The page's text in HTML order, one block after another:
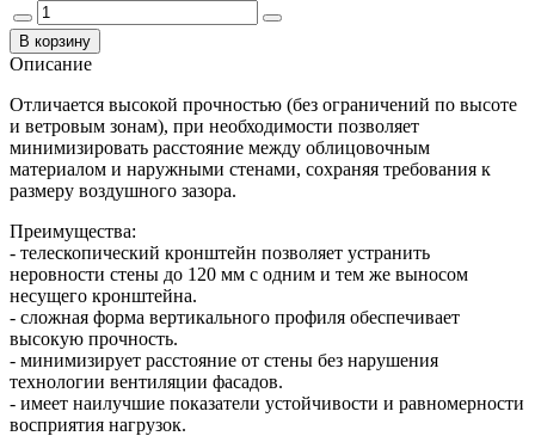
Описание
Отличается высокой прочностью (без ограничений по высоте
и ветровым зонам), при необходимости позволяет
минимизировать расстояние между облицовочным
материалом и наружными стенами, сохраняя требования к
размеру воздушного зазора.
Преимущества:
- телескопический кронштейн позволяет устранить
неровности стены до 120 мм с одним и тем же выносом
несущего кронштейна.
- сложная форма вертикального профиля обеспечивает
высокую прочность.
- минимизирует расстояние от стены без нарушения
технологии вентиляции фасадов.
- имеет наилучшие показатели устойчивости и равномерности
восприятия нагрузок.